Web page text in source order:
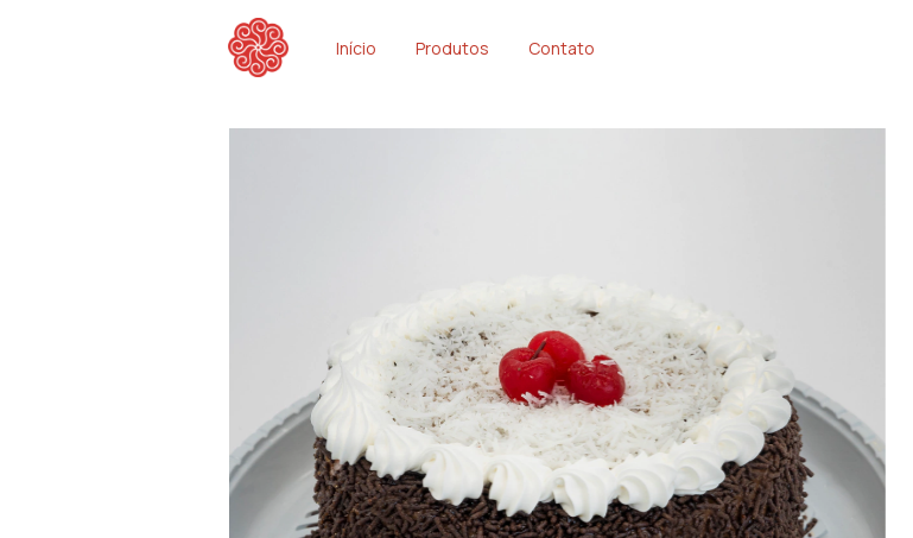
Início Produtos Contato